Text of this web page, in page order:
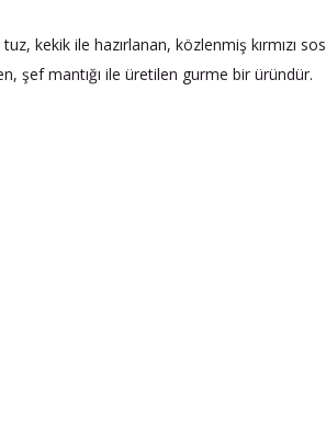
kekik ile hazırlanan, közlenmiş kırmızı sos
şef mantığı ile üretilen gurme bir üründür.